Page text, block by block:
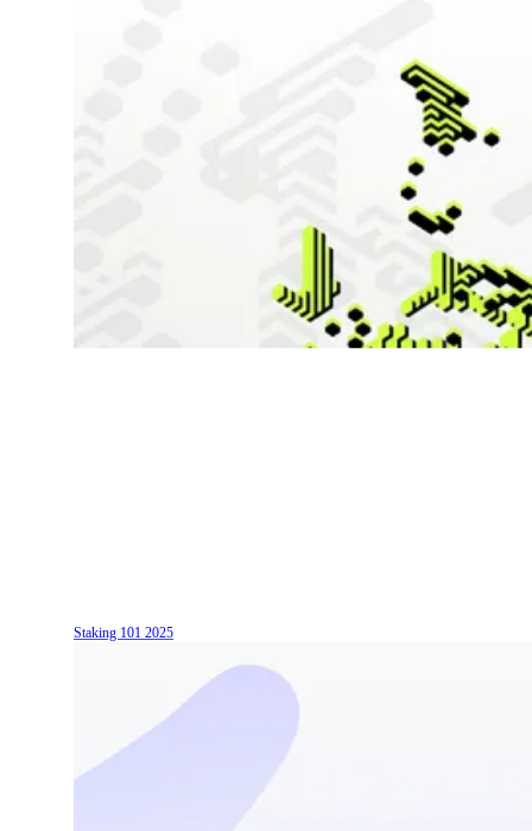
Staking 101 2025